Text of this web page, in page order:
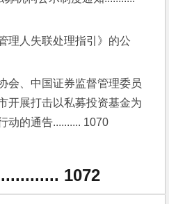
理人失联处理指引》的公
会、中国证券监督管理委员
开展打击以私募投资基金为
动的通告.......... 1070
1072